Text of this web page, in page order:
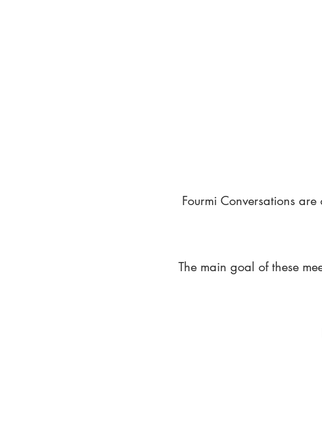
Fourmi Conversations
The main goal of these